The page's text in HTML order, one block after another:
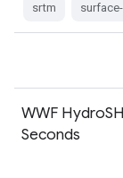
srtm
WWF
Seconds